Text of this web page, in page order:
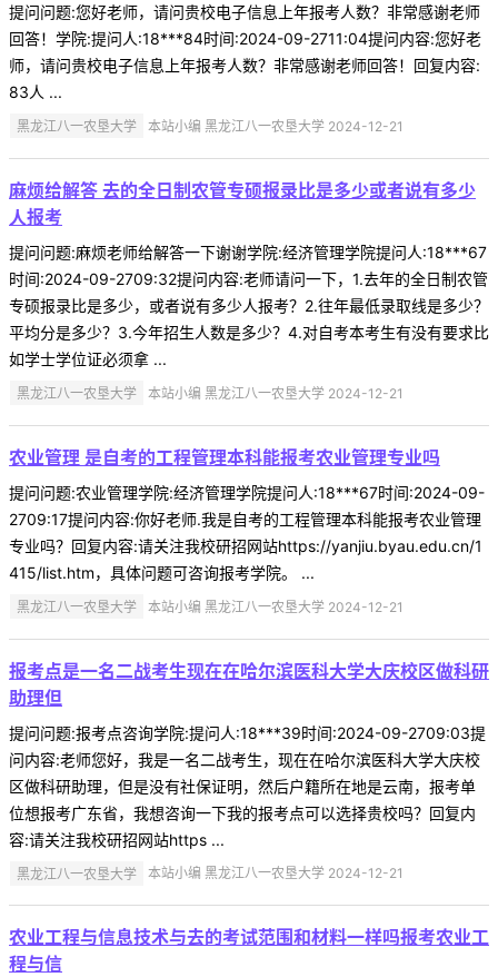
提问问题:您好老师，请问贵校电子信息上年报考人数？非常感谢老师
回答！学院:提问人:18***84时间:2024-09-2711:04提问内容:您好老
师，请问贵校电子信息上年报考人数？非常感谢老师回答！回复内容:
83人 ...
黑龙江八一农垦大学 本站小编 黑龙江八一农垦大学 2024-12-21
麻烦给解答 去的全日制农管专硕报录比是多少或者说有多少
人报考
提问问题:麻烦老师给解答一下谢谢学院:经济管理学院提问人:18***67
时间:2024-09-2709:32提问内容:老师请问一下，1.去年的全日制农管
专硕报录比是多少，或者说有多少人报考？2.往年最低录取线是多少？
平均分是多少？3.今年招生人数是多少？4.对自考本考生有没有要求比
如学士学位证必须拿 ...
黑龙江八一农垦大学 本站小编 黑龙江八一农垦大学 2024-12-21
农业管理 是自考的工程管理本科能报考农业管理专业吗
提问问题:农业管理学院:经济管理学院提问人:18***67时间:2024-09-
2709:17提问内容:你好老师.我是自考的工程管理本科能报考农业管理
专业吗？回复内容:请关注我校研招网站https://yanjiu.byau.edu.cn/1
415/list.htm，具体问题可咨询报考学院。 ...
黑龙江八一农垦大学 本站小编 黑龙江八一农垦大学 2024-12-21
报考点是一名二战考生现在在哈尔滨医科大学大庆校区做科研
助理但
提问问题:报考点咨询学院:提问人:18***39时间:2024-09-2709:03提
问内容:老师您好，我是一名二战考生，现在在哈尔滨医科大学大庆校
区做科研助理，但是没有社保证明，然后户籍所在地是云南，报考单
位想报考广东省，我想咨询一下我的报考点可以选择贵校吗？回复内
容:请关注我校研招网站https ...
黑龙江八一农垦大学 本站小编 黑龙江八一农垦大学 2024-12-21
农业工程与信息技术与去的考试范围和材料一样吗报考农业工
程与信